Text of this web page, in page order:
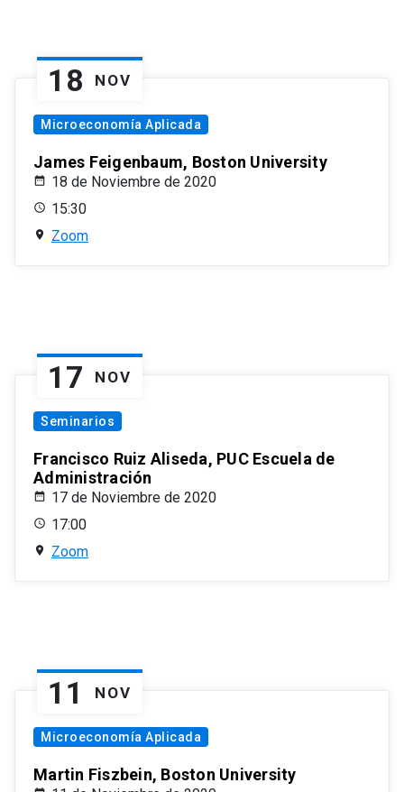
18 NOV
Microeconomía Aplicada
James Feigenbaum, Boston University
18 de Noviembre de 2020
15:30
Zoom
17 NOV
Seminarios
Francisco Ruiz Aliseda, PUC Escuela de
Administración
17 de Noviembre de 2020
17:00
Zoom
11 NOV
Microeconomía Aplicada
Martin Fiszbein, Boston University